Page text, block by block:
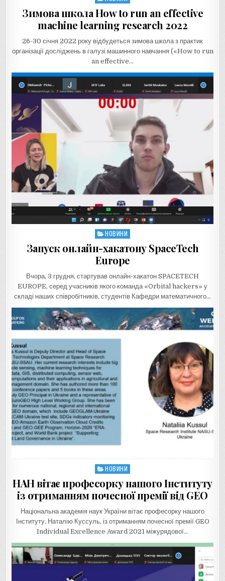
in
Зимова школа How to run an effective
machine learning research 2022
26-30 січня 2022 року відбудеться зимова школа з практик
організації досліджень в галузі машинного навчання («How to run
an effective…
Posted
НОВИНИ
Запуск онлайн-хакатону SpaceTech
Europe
Вчора, 3 грудня, стартував онлайн-хакатон SPACETECH
EUROPE, серед учасників якого команда «Orbital hackers» у
складі наших співробітників, студентів Кафедри математичного…
Posted
НОВИНИ
НАН вітає професорку нашого Інституту
із отриманням почесної премії від GEO
Національна академія наук України вітає професорку нашого
Інституту, Наталію Куссуль, із отриманням почесної премії GEO
Individual Excellence Award 2021 міжурядової…